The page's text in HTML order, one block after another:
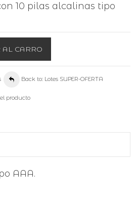
10 pilas alcalinas tipo
Back to: Lotes SUPER-OFERTA
producto
AAA.